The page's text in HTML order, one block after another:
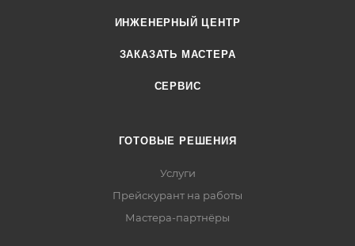
ИНЖЕНЕРНЫЙ ЦЕНТР
ЗАКАЗАТЬ МАСТЕРА
СЕРВИС
ГОТОВЫЕ РЕШЕНИЯ
Услуги
Прейскурант на работы
Мастера-партнёры